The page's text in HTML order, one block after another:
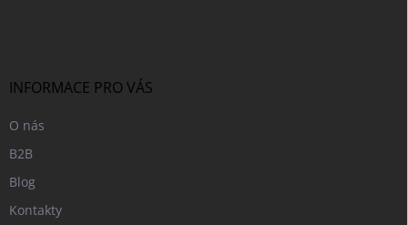
INFORMACE PRO VÁS
O nás
B2B
Blog
Kontakty